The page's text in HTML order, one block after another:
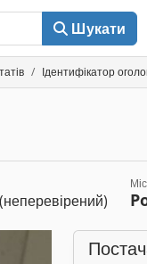
Шукати
Ідентифікатор
(неперевірений)